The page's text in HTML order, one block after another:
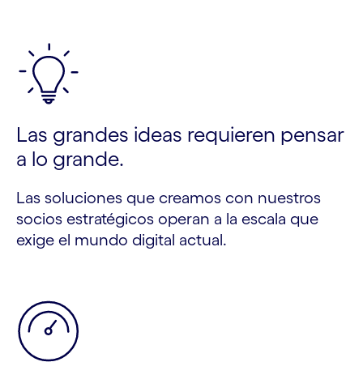
Las grandes ideas requieren pensar
a lo grande.
Las soluciones que creamos con nuestros
socios estratégicos operan a la escala que
exige el mundo digital actual.